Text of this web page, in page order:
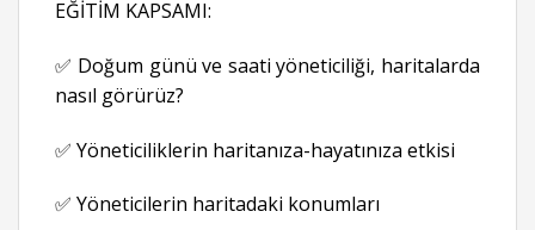
EĞİTİM KAPSAMI:
✅ Doğum günü ve saati yöneticiliği, haritalarda
nasıl görürüz?
✅ Yöneticiliklerin haritanıza-hayatınıza etkisi
✅ Yöneticilerin haritadaki konumları